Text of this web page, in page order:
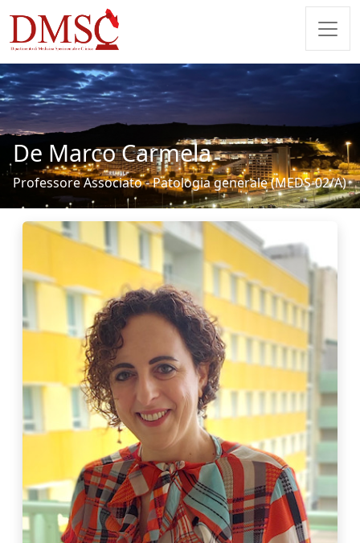
De Marco Carmela
Professore Associato - Patologia generale (MEDS-02/A)